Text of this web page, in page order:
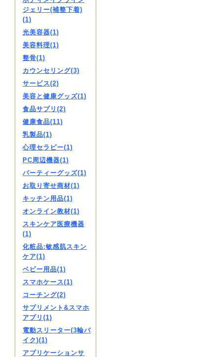
ジェリー(補整下着)
(1)
光美容器(1)
美容料理(1)
整骨(1)
カウンセリング(3)
サービス(2)
美容と健康グッズ(1)
食品サプリ(2)
健康食品(11)
乳製品(1)
心理セラピー(1)
PC周辺機器(1)
パーティーグッズ(1)
お取り寄せ商材(1)
キッチン用品(1)
オンライン教材(1)
スキンケア医療機器
(1)
化粧品:敏感肌スキン
ケア(1)
ベビー用品(1)
スマホケース(1)
コーチング(2)
サプリメント&スマホ
アプリ(1)
電動スリーター(3輪バ
イク)(1)
アプリケーションサ